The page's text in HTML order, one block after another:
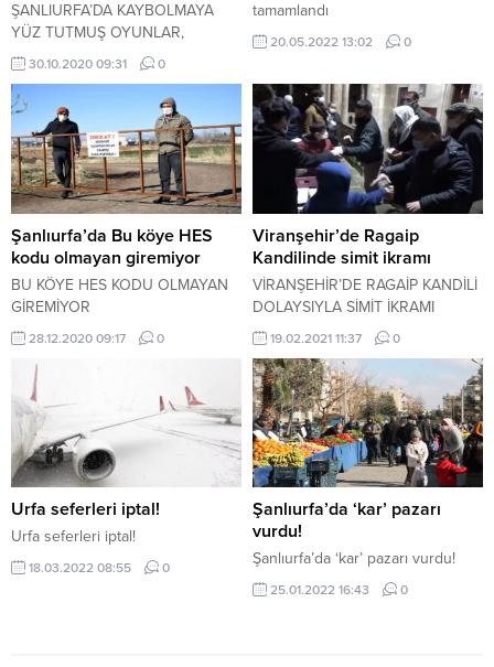
ŞANLIURFA’DA KAYBOLMAYA
YÜZ TUTMUŞ OYUNLAR,
PARKLARDA ÇİZİLEN ÜÇ
BOYUTLU ÇİZGİLERLE YENİDEN
OYNANMAYA BAŞLANDI.
30.10.2020 09:31 0
tamamlandı
20.05.2022 13:02 0
Şanlıurfa’da Bu köye HES
kodu olmayan giremiyor
BU KÖYE HES KODU OLMAYAN
GİREMİYOR
28.12.2020 09:17 0
Viranşehir’de Ragaip
Kandilinde simit ikramı
VİRANŞEHİR’DE RAGAİP KANDİLİ
DOLAYSIYLA SİMİT İKRAMI
19.02.2021 11:37 0
Urfa seferleri iptal!
Urfa seferleri iptal!
18.03.2022 08:55 0
Şanlıurfa’da ‘kar’ pazarı
vurdu!
Şanlıurfa’da ‘kar’ pazarı vurdu!
25.01.2022 16:43 0